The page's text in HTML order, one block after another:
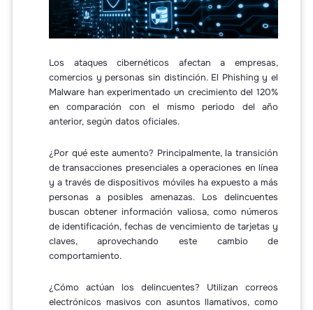
Los ataques cibernéticos afectan a empresas,
comercios y personas sin distinción. El Phishing y el
Malware han experimentado un crecimiento del 120%
en comparación con el mismo periodo del año
anterior, según datos oficiales.
¿Por qué este aumento? Principalmente, la transición
de transacciones presenciales a operaciones en línea
y a través de dispositivos móviles ha expuesto a más
personas a posibles amenazas. Los delincuentes
buscan obtener información valiosa, como números
de identificación, fechas de vencimiento de tarjetas y
claves, aprovechando este cambio de
comportamiento.
¿Cómo actúan los delincuentes? Utilizan correos
electrónicos masivos con asuntos llamativos, como